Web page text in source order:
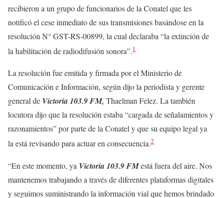
recibieron a un grupo de funcionarios de la Conatel que les
notificó el cese inmediato de sus transmisiones basándose en la
resolución N° GST-RS-00899, la cual declaraba “la extinción de
la habilitación de radiodifusión sonora”.1
La resolución fue emitida y firmada por el Ministerio de
Comunicación e Información, según dijo la periodista y gerente
general de Victoria 103.9 FM, Thaelman Felez. La también
locutora dijo que la resolución estaba “cargada de señalamientos y
razonamientos” por parte de la Conatel y que su equipo legal ya
la está revisando para actuar en consecuencia.2
“En este momento, ya Victoria 103.9 FMestá fuera del aire. Nos
mantenemos trabajando a través de diferentes plataformas digitales
y seguimos suministrando la información vial que hemos brindado